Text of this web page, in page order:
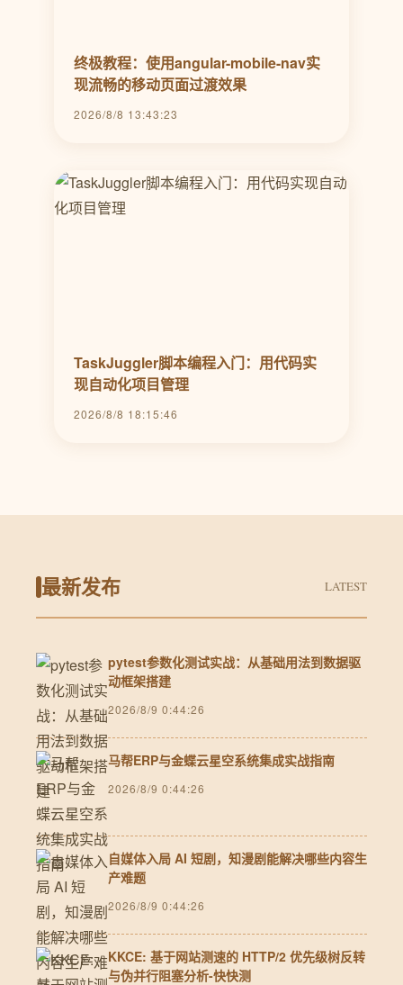
终极教程：使用angular-mobile-nav实
现流畅的移动页面过渡效果
2026/8/8 13:43:23
TaskJuggler脚本编程入门：用代码实
现自动化项目管理
2026/8/8 18:15:46
最新发布 LATEST
pytest参数化测试实战：从基础用法到数据驱
动框架搭建
2026/8/9 0:44:26
马帮ERP与金蝶云星空系统集成实战指南
2026/8/9 0:44:26
自媒体入局 AI 短剧，知漫剧能解决哪些内容生
产难题
2026/8/9 0:44:26
KKCE: 基于网站测速的 HTTP/2 优先级树反转
与伪并行阻塞分析-快快测